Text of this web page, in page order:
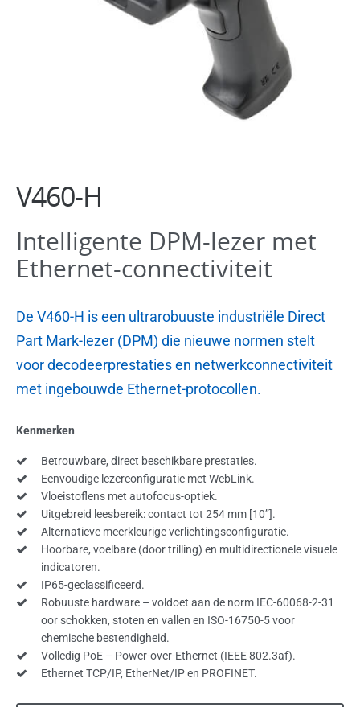
V460-H
Intelligente DPM-lezer met
Ethernet-connectiviteit
De V460-H is een ultrarobuuste industriële Direct
Part Mark-lezer (DPM) die nieuwe normen stelt
voor decodeerprestaties en netwerkconnectiviteit
met ingebouwde Ethernet-protocollen.
Kenmerken
Betrouwbare, direct beschikbare prestaties.
Eenvoudige lezerconfiguratie met WebLink.
Vloeistoflens met autofocus-optiek.
Uitgebreid leesbereik: contact tot 254 mm [10”].
Alternatieve meerkleurige verlichtingsconfiguratie.
Hoorbare, voelbare (door trilling) en multidirectionele visuele
indicatoren.
IP65-geclassificeerd.
Robuuste hardware – voldoet aan de norm IEC-60068-2-31
oor schokken, stoten en vallen en ISO-16750-5 voor
chemische bestendigheid.
Volledig PoE – Power-over-Ethernet (IEEE 802.3af).
Ethernet TCP/IP, EtherNet/IP en PROFINET.